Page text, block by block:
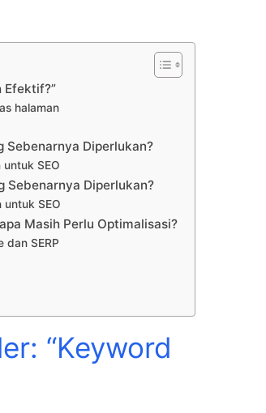
Efektif?”
halaman
Sebenarnya Diperlukan?
SEO
Sebenarnya Diperlukan?
SEO
Masih Perlu Optimalisasi?
dan SERP
“Keyword